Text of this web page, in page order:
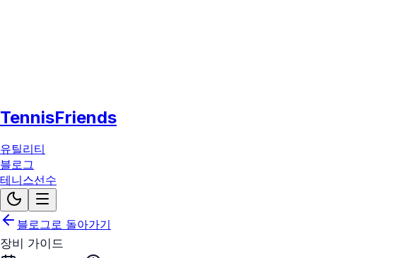
TennisFriends
유틸리티
블로그
테니스선수
블로그로 돌아가기
장비 가이드